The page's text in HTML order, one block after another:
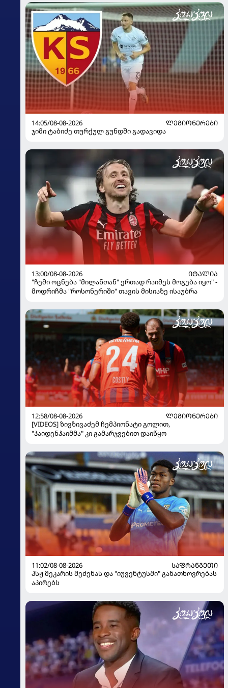
14:05/08-08-2026
ᲚᲔᲒᲘᲝᲜᲔᲠᲔᲑᲘ
ჯიმი ტაბიძე თურქულ გუნდში გადავიდა
13:00/08-08-2026
ᲘᲢᲐᲚᲘᲐ
"ჩემი ოცნება "მილანთან" ერთად რაიმეს მოგება იყო" -
მოდრიჩმა "როსონერიში" თავის მისიაზე ისაუბრა
12:58/08-08-2026
ᲚᲔᲒᲘᲝᲜᲔᲠᲔᲑᲘ
[VIDEOS] ზივზივაძემ ჩემპიონატი გოლით,
"ჰაიდენჰაიმმა" კი გამარჯვებით დაიწყო
11:02/08-08-2026
ᲡᲐᲤᲠᲐᲜᲒᲔᲗᲘ
პსჟ მეკარის შეძენას და "იუვენტუსში" განათხოვრებას
აპირებს